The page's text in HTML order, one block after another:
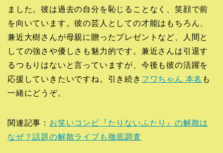
ました。彼は過去の自分を恥じることなく、笑顔で前
を向いています。彼の芸人としての才能はもちろん、
兼近大樹さんが母親に贈ったプレゼントなど、人間と
しての強さや優しさも魅力的です。兼近さんは引退す
るつもりはないと言っていますが、今後も彼の活躍を
応援していきたいですね。引き続き フワちゃん 本名 も
一緒にどうぞ。
関連記事： お笑いコンビ『たりないふたり』の解散は
なぜ？話題の解散ライブも徹底調査